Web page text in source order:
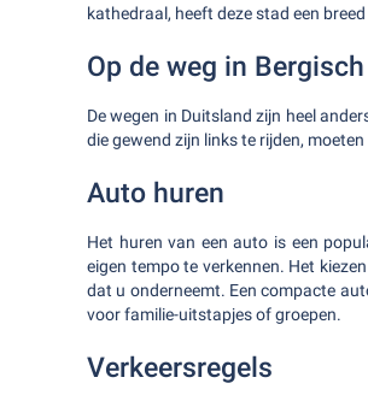
kathedraal, heeft deze stad een
Op de weg in
De wegen in Duitsland zijn heel
die gewend zijn links te rijden,
Auto huren
Het huren van een auto is een
eigen tempo te verkennen. Het
dat u onderneemt. Een compacte
voor familie-uitstapjes of groepen.
Verkeersregels